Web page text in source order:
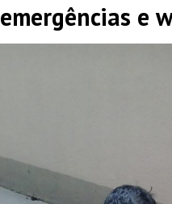
emergências e